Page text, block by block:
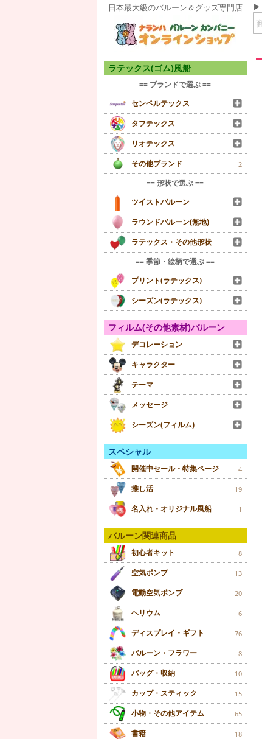
日本最大級のバルーン＆グッズ専門店
ラテックス(ゴム)風船
== ブランドで選ぶ ==
センペルテックス
タフテックス
リオテックス
その他ブランド
2
== 形状で選ぶ ==
ツイストバルーン
ラウンドバルーン(無地)
ラテックス・その他形状
== 季節・絵柄で選ぶ ==
プリント(ラテックス)
シーズン(ラテックス)
フィルム(その他素材)バルーン
デコレーション
キャラクター
テーマ
メッセージ
シーズン(フィルム)
スペシャル
開催中セール・特集ページ 4
推し活 19
名入れ・オリジナル風船 1
バルーン関連商品
初心者キット 8
空気ポンプ 13
電動空気ポンプ 20
ヘリウム 6
ディスプレイ・ギフト 76
バルーン・フラワー 8
バッグ・収納 10
カップ・スティック 15
小物・その他アイテム 65
書籍 18